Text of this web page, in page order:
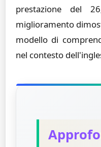
prestazione del
miglioramento
modello di
nel contesto